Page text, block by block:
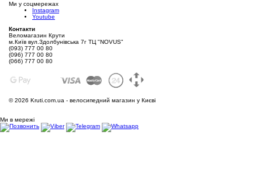
Ми у соцмережах
Instagram
Youtube
Контакти
Веломагазин Крути
м.Київ вул.Здолбунівська 7г ТЦ "NOVUS"
(093) 777 00 80
(096) 777 00 80
(066) 777 00 80
©2026 Kruti.com.ua - велосипедний магазин у Києві
Ми в мережі